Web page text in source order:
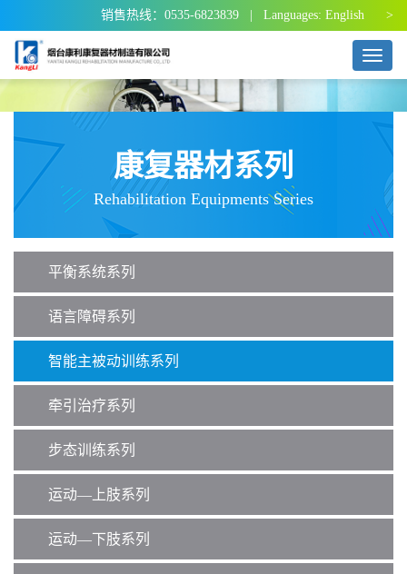
销售热线：0535-6823839 | Languages: English >
T
o
g
i
g
i
康复器材系列
Rehabilitation Equipments Series
平衡系统系列
语言障碍系列
智能主被动训练系列
牵引治疗系列
步态训练系列
运动—上肢系列
运动—下肢系列